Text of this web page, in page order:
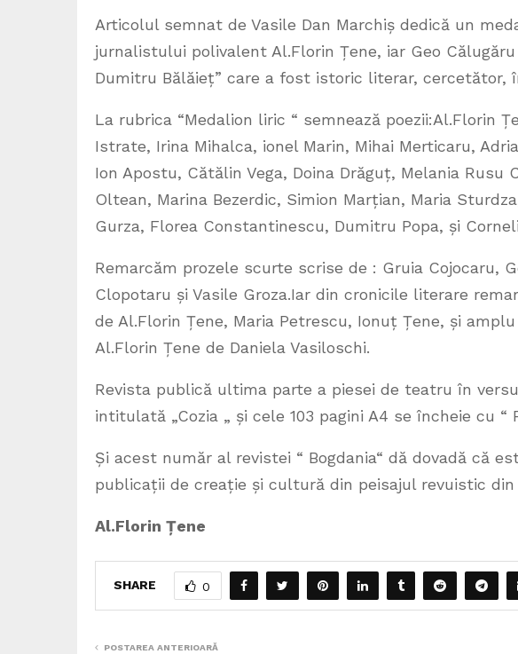
Articolul semnat de Vasile Dan Marchiș dedică un
jurnalistului polivalent Al.Florin Țene, iar Geo
Dumitru Bălăieț” care a fost istoric literar, cercetător,
La rubrica “Medalion liric “ semnează poezii:Al.Florin
Istrate, Irina Mihalca, ionel Marin, Mihai Merticaru,
Ion Apostu, Cătălin Vega, Doina Drăguț, Melania Rusu
Oltean, Marina Bezerdic, Simion Marțian, Maria
Gurza, Florea Constantinescu, Dumitru Popa, și
Remarcăm prozele scurte scrise de : Gruia Cojocaru,
Clopotaru și Vasile Groza.Iar din cronicile literare
de Al.Florin Țene, Maria Petrescu, Ionuț Țene, și
Al.Florin Țene de Daniela Vasiloschi.
Revista publică ultima parte a piesei de teatru în
intitulată „Cozia „ și cele 103 pagini A4 se încheie cu “
Și acest număr al revistei “ Bogdania“ dă dovadă că
publicații de creație și cultură din peisajul revuistic
Al.Florin Țene
SHARE 0
POSTAREA ANTERIOARĂ